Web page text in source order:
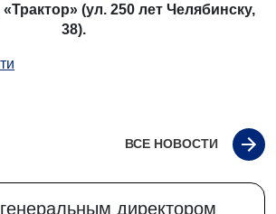
(ул. 250 лет Челябинску,
38).
ВСЕ НОВОСТИ
директором